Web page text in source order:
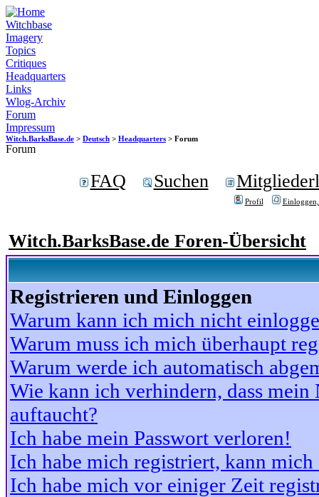
Witchbase
Imagery
Topics
Critiques
Headquarters
Links
Wlog-Archiv
Forum
Impressum
Witch.BarksBase.de > Deutsch > Headquarters > Forum
Forum
FAQ Suchen
Profil
Witch.BarksBase.de Foren-Übersicht
Registrieren und Einloggen
Warum kann ich mich nicht
Warum muss ich mich überhaupt
Warum werde ich automatisch
Wie kann ich verhindern, dass
auftaucht?
Ich habe mein Passwort verloren!
Ich habe mich registriert, kann
Ich habe mich vor einiger Zeit